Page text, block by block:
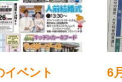
イベント 6